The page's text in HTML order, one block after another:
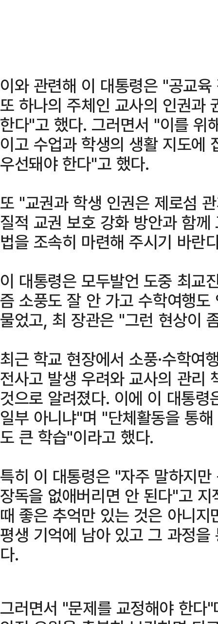
이와 관련해 이 대통령은 "공교
또 하나의 주체인 교사의 인권과
한다"고 했다. 그러면서 "이를 위
이고 수업과 학생의 생활 지도에
우선돼야 한다"고 했다.
또 "교권과 학생 인권은 제로섬
질적 교권 보호 강화 방안과 함
법을 조속히 마련해 주시기 바란
이 대통령은 모두발언 도중 최교
즘 소풍도 잘 안 가고 수학여행
물었고, 최 장관은 "그런 현상이
최근 학교 현장에서 소풍·수학여
전사고 발생 우려와 교사의 관리
것으로 알려졌다. 이에 이 대통
일부 아니냐"며 "단체활동을 통
도 큰 학습"이라고 했다.
특히 이 대통령은 "자주 말하지
장독을 없애버리면 안 된다"고
때 좋은 추억만 있는 것은 아니
평생 기억에 남아 있고 그 과정
다.
그러면서 "문제를 교정해야 한다